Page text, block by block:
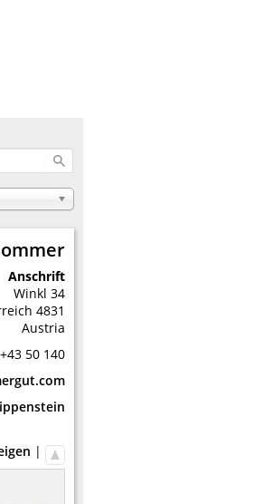
Anschrift
Winkl 34
4831
Austria
+43 50 140
|